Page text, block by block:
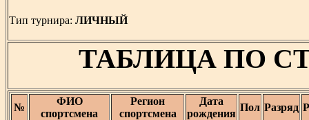
Тип турнира: ЛИЧНЫЙ
ТАБЛИЦА ПО
№
ФИО
спортсмена
Регион
спортсмена
Дата
рождения
Пол Разряд